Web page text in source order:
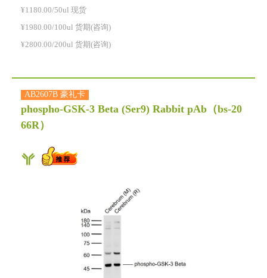
¥1180.00/50ul 现货
¥1980.00/100ul 货期(咨询)
¥2800.00/200ul 货期(咨询)
AB2607B 豪礼卡
phospho-GSK-3 Beta (Ser9) Rabbit pAb （bs-20
66R）